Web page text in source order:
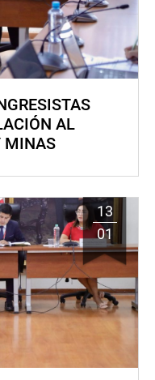
AL
MINAS
13
01